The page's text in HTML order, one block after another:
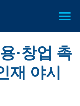
·창업 촉
재 야시